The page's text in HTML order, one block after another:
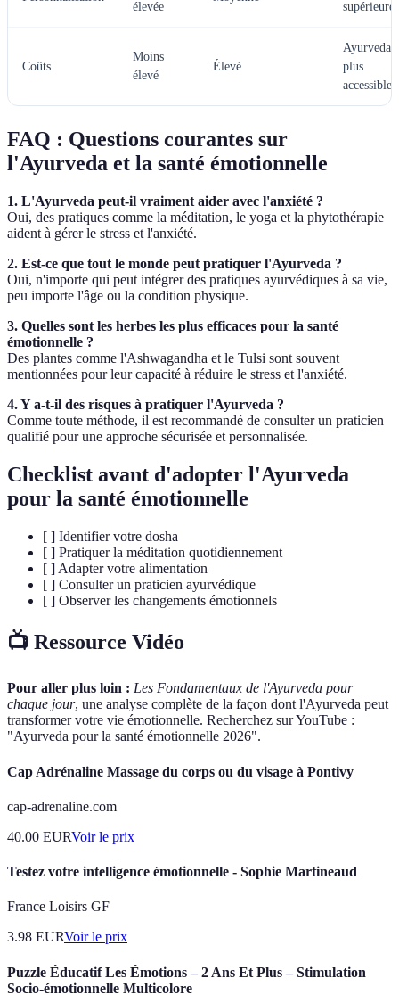
élevée
supérieure
Coûts
Moins
élevé
Élevé
Ayurveda
plus
accessible
FAQ : Questions courantes sur
l'Ayurveda et la santé émotionnelle
1. L'Ayurveda peut-il vraiment aider avec l'anxiété ?
Oui, des pratiques comme la méditation, le yoga et la phytothérapie
aident à gérer le stress et l'anxiété.
2. Est-ce que tout le monde peut pratiquer l'Ayurveda ?
Oui, n'importe qui peut intégrer des pratiques ayurvédiques à sa vie,
peu importe l'âge ou la condition physique.
3. Quelles sont les herbes les plus efficaces pour la santé
émotionnelle ?
Des plantes comme l'Ashwagandha et le Tulsi sont souvent
mentionnées pour leur capacité à réduire le stress et l'anxiété.
4. Y a-t-il des risques à pratiquer l'Ayurveda ?
Comme toute méthode, il est recommandé de consulter un praticien
qualifié pour une approche sécurisée et personnalisée.
Checklist avant d'adopter l'Ayurveda
pour la santé émotionnelle
[ ] Identifier votre dosha
[ ] Pratiquer la méditation quotidiennement
[ ] Adapter votre alimentation
[ ] Consulter un praticien ayurvédique
[ ] Observer les changements émotionnels
📺 Ressource Vidéo
Pour aller plus loin : Les Fondamentaux de l'Ayurveda pour
chaque jour, une analyse complète de la façon dont l'Ayurveda peut
transformer votre vie émotionnelle. Recherchez sur YouTube :
"Ayurveda pour la santé émotionnelle 2026".
Cap Adrénaline Massage du corps ou du visage à Pontivy
cap-adrenaline.com
40.00 EURVoir le prix
Testez votre intelligence émotionnelle - Sophie Martineaud
France Loisirs GF
3.98 EURVoir le prix
Puzzle Éducatif Les Émotions – 2 Ans Et Plus – Stimulation
Socio-émotionnelle Multicolore